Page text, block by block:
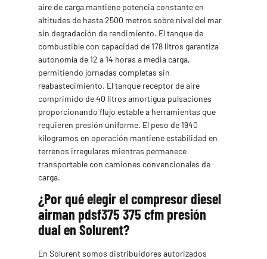
aire de carga mantiene potencia constante en
altitudes de hasta 2500 metros sobre nivel del mar
sin degradación de rendimiento. El tanque de
combustible con capacidad de 178 litros garantiza
autonomía de 12 a 14 horas a media carga,
permitiendo jornadas completas sin
reabastecimiento. El tanque receptor de aire
comprimido de 40 litros amortigua pulsaciones
proporcionando flujo estable a herramientas que
requieren presión uniforme. El peso de 1940
kilogramos en operación mantiene estabilidad en
terrenos irregulares mientras permanece
transportable con camiones convencionales de
carga.
¿Por qué elegir el compresor diesel
airman pdsf375 375 cfm presión
dual en Solurent?
En Solurent somos distribuidores autorizados